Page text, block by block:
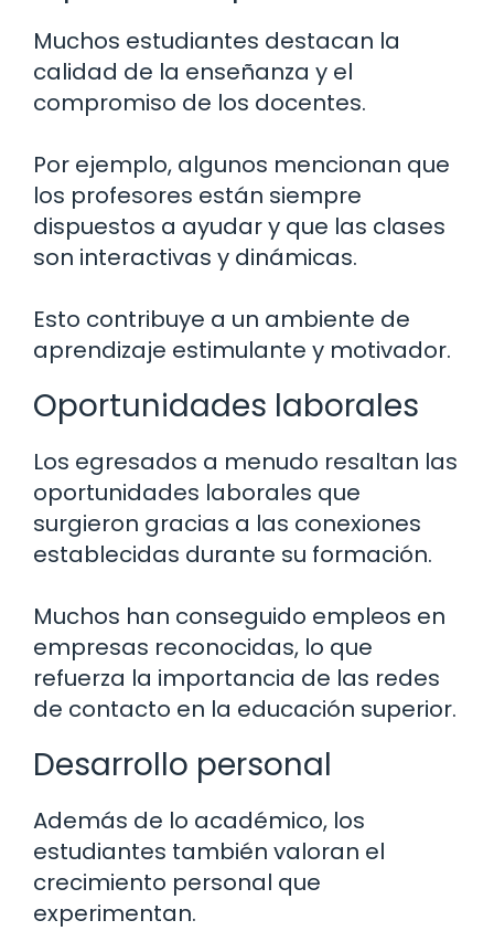
Muchos estudiantes destacan la
calidad de la enseñanza y el
compromiso de los docentes.
Por ejemplo, algunos mencionan que
los profesores están siempre
dispuestos a ayudar y que las clases
son interactivas y dinámicas.
Esto contribuye a un ambiente de
aprendizaje estimulante y motivador.
Oportunidades laborales
Los egresados a menudo resaltan las
oportunidades laborales que
surgieron gracias a las conexiones
establecidas durante su formación.
Muchos han conseguido empleos en
empresas reconocidas, lo que
refuerza la importancia de las redes
de contacto en la educación superior.
Desarrollo personal
Además de lo académico, los
estudiantes también valoran el
crecimiento personal que
experimentan.